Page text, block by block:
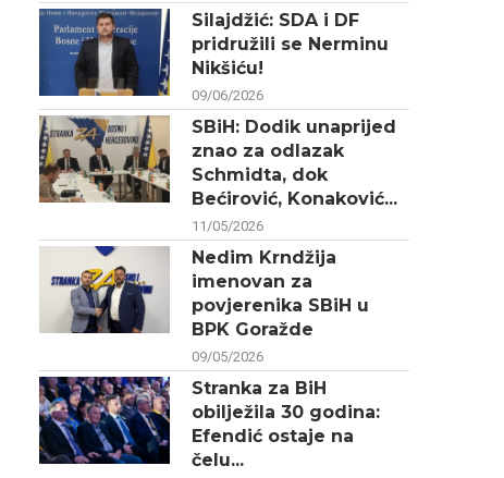
Silajdžić: SDA i DF
pridružili se Nerminu
Nikšiću!
09/06/2026
SBiH: Dodik unaprijed
znao za odlazak
Schmidta, dok
Bećirović, Konaković...
11/05/2026
Nedim Krndžija
imenovan za
povjerenika SBiH u
BPK Goražde
09/05/2026
Stranka za BiH
obilježila 30 godina:
Efendić ostaje na
čelu...